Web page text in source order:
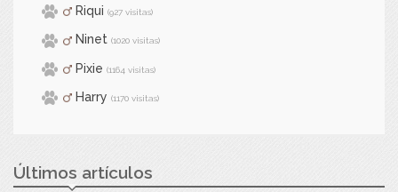
Riqui (927 visitas)
Ninet (1020 visitas)
Pixie (1164 visitas)
Harry (1170 visitas)
Últimos artículos